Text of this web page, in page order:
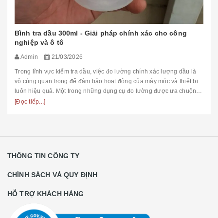
Bình tra dầu 300ml - Giải pháp chính xác cho công
nghiệp và ô tô
Admin 21/03/2026
Trong lĩnh vực kiểm tra dầu, việc đo lường chính xác lượng dầu là
vô cùng quan trọng để đảm bảo hoạt động của máy móc và thiết bị
luôn hiệu quả. Một trong những dụng cụ đo lường được ưa chuộng
hiệ...
[Đọc tiếp...]
THÔNG TIN CÔNG TY
CHÍNH SÁCH VÀ QUY ĐỊNH
HỖ TRỢ KHÁCH HÀNG